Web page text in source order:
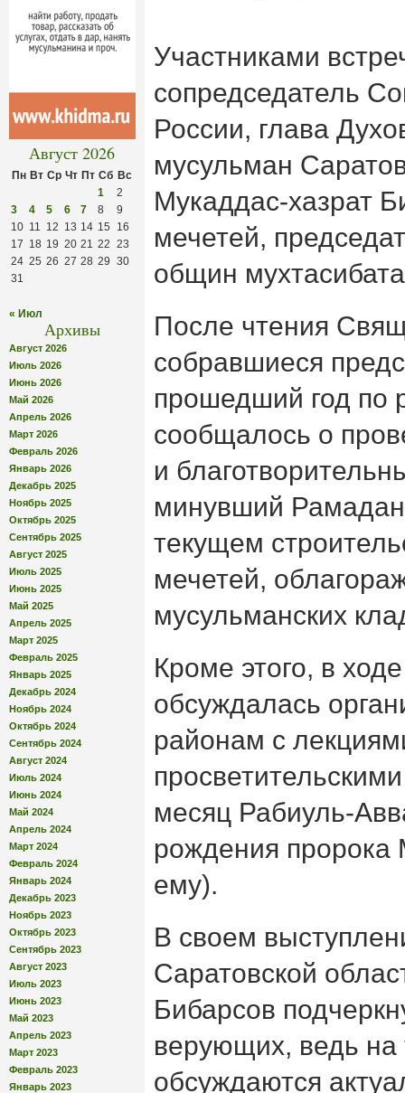
Август 2026
Пн Вт Ср Чт Пт Сб Вс
1
2
3
4 5 6 7 8
9
10 11 12 13 14 15
16
17 18 19 20 21 22 23
24 25 26 27 28 29 30
31
« Июл
Архивы
Август 2026
Июль 2026
Июнь 2026
Май 2026
Апрель 2026
Март 2026
Февраль 2026
Январь 2026
Декабрь 2025
Ноябрь 2025
Октябрь 2025
Сентябрь 2025
Август 2025
Июль 2025
Июнь 2025
Май 2025
Апрель 2025
Март 2025
Февраль 2025
Январь 2025
Декабрь 2024
Ноябрь 2024
Октябрь 2024
Сентябрь 2024
Август 2024
Июль 2024
Июнь 2024
Май 2024
Апрель 2024
Март 2024
Февраль 2024
Январь 2024
Декабрь 2023
Ноябрь 2023
Октябрь 2023
Сентябрь 2023
Август 2023
Июль 2023
Июнь 2023
Май 2023
Апрель 2023
Март 2023
Февраль 2023
Январь 2023
Участниками
сопредседатель
России, глава
мусульман
Мукаддас-хазрат
мечетей,
общин
После чтения
собравшиеся
прошедший год по
сообщалось о
и
минувший
текущем
мечетей,
мусульманских
Кроме этого, в
обсуждалась
районам с
месяц Рабиуль-
рождения
ему).
В своем
Саратовской
Бибарсов
верующих, ведь на
обсуждаются